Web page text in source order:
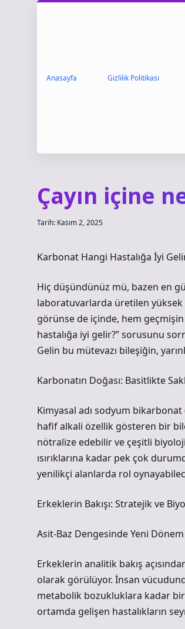
Anasayfa Gizlilik Politikası
Çayın içine
Tarih: Kasım 2, 2025
Karbonat Hangi Hastalığa İyi
Hiç düşündünüz mü, bazen en
laboratuvarlarda üretilen
görünse de içinde, hem
hastalığa iyi gelir?” sorusunu
Gelin bu mütevazı bileşiğin,
Karbonatın Doğası: Basitlikte
Kimyasal adı sodyum
hafif alkali özellik gösteren bir
nötralize edebilir ve çeşitli
ısırıklarına kadar pek çok
yenilikçi alanlarda rol
Erkeklerin Bakışı: Stratejik ve
Asit-Baz Dengesinde Yeni Dönem
Erkeklerin analitik bakış
olarak görülüyor. İnsan
metabolik bozukluklara kadar
ortamda gelişen hastalıkların